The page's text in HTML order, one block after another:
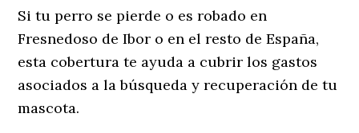
Si tu perro se pierde o es robado en
Fresnedoso de Ibor o en el resto de España,
esta cobertura te ayuda a cubrir los gastos
asociados a la búsqueda y recuperación de tu
mascota.